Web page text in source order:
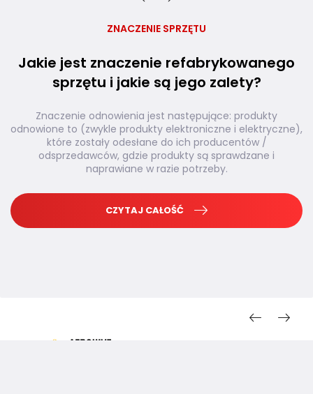
ZNACZENIE SPRZĘTU
Jakie jest znaczenie refabrykowanego
sprzętu i jakie są jego zalety?
Znaczenie odnowienia jest następujące: produkty
odnowione to (zwykle produkty elektroniczne i elektryczne),
które zostały odesłane do ich producentów /
odsprzedawców, gdzie produkty są sprawdzane i
naprawiane w razie potrzeby.
CZYTAJ CAŁOŚĆ